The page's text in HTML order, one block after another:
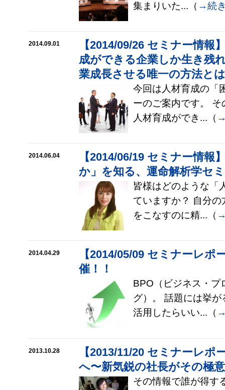
集まりいた...（ →続
2014.09.01
【2014/09/26 セミナー情報
成ができる企業しか生き残
業成長させる唯一の方法と
今回は人材育成の「
ーのご案内です。
人材育成ができ...（
2014.06.04
【2014/06/19 セミナー情報
か」を知る、運命解析学セ
皆様はどのような「
ていますか？ 自分
をこなすのに精...（
2014.04.29
【2014/05/09 セミナーレポ
催！！
BPO（ビジネス・プ
グ）。 話題には挙
活用したらいい...（
2013.10.28
【2013/11/20 セミナーレポ
へ〜新気鋭の社長がその極
その情報で誰が得す